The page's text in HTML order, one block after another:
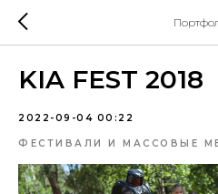
KIA FEST 2018
2022-09-04 00:22
ФЕСТИВАЛИ И МАССОВЫЕ